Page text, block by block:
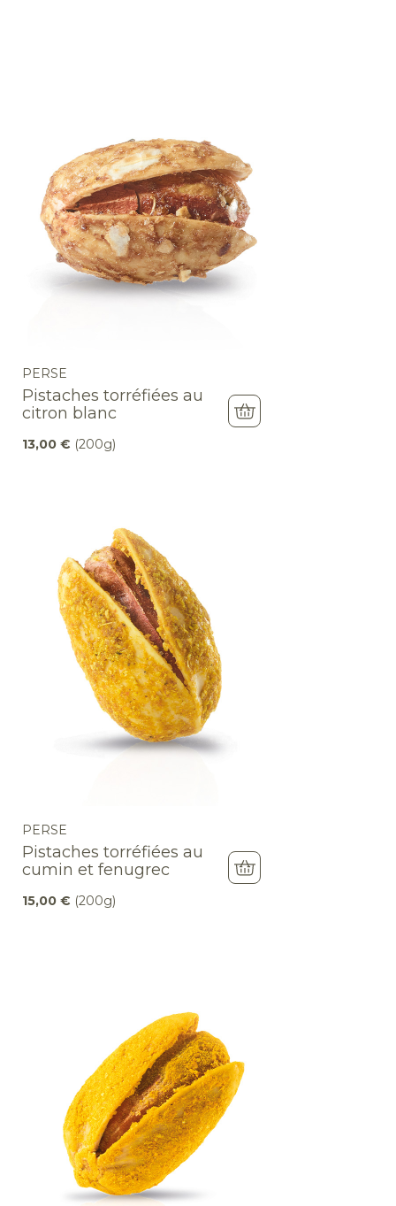
PERSE
Pistaches torréfiées au
citron blanc
13,00 € (200g)
PERSE
Pistaches torréfiées au
cumin et fenugrec
15,00 € (200g)